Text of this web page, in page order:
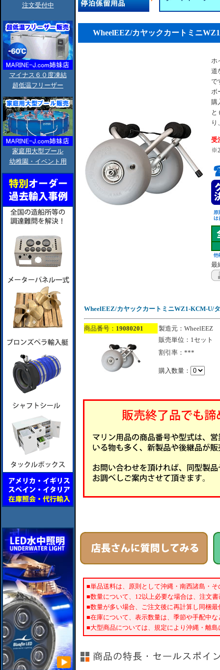
注文受付中
マイナス６０度凍結
超低温フリーザー
家庭用大型プール
幼稚園・イベント用
WheelEEZ/カヤックカートミニ
ホ
道
で
ボ
購
と
り
受
最
WheelEEZ/カヤックカートミニWZ1-KCM-U/
商品番号： 19080201
製造元：WheelEEZ
販売単位：1セット
割引率：***
購入数量：
■単品送料は、原則として沖縄・南西諸島・
■数量について、12以上必要な場合は、注文
■数量が多い場合、ご注文後に再計算し同梱
■在庫について、表示数量は、季節や手配中
■大型商品については、規定により沖縄・離